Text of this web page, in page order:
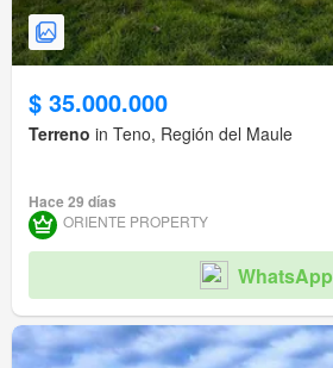
$ 35.000.000
Terreno in Teno, Región del Maule
Hace 29 días
ORIENTE PROPERTY
WhatsApp